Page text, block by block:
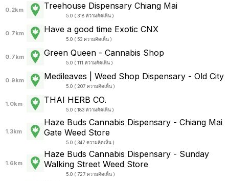
0.2km Treehouse Dispensary Chiang Mai
5.0 ( 318 ความคิดเห็น )
0.7km Have a good time Exotic CNX
5.0 ( 53 ความคิดเห็น )
0.7km Green Queen - Cannabis Shop
5.0 ( 111 ความคิดเห็น )
0.9km Medileaves | Weed Shop Dispensary - Old City
5.0 ( 207 ความคิดเห็น )
1.0km THAI HERB CO.
5.0 ( 183 ความคิดเห็น )
1.3km
Haze Buds Cannabis Dispensary - Chiang Mai
Gate Weed Store
5.0 ( 347 ความคิดเห็น )
1.6km
Haze Buds Cannabis Dispensary - Sunday
Walking Street Weed Store
5.0 ( 727 ความคิดเห็น )